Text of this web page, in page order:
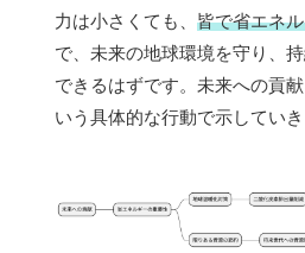
力は小さくても、 皆で省エネ
で、未来の地球環境を守り、
できるはずです。未来への貢
いう具体的な行動で示していき